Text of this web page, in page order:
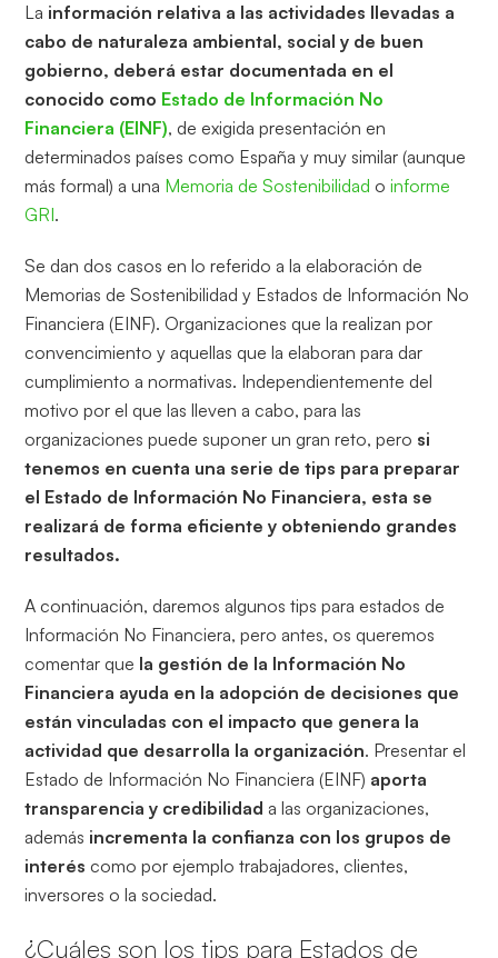
La información relativa a las actividades llevadas a
cabo de naturaleza ambiental, social y de buen
gobierno, deberá estar documentada en el
conocido como Estado de Información No
Financiera (EINF), de exigida presentación en
determinados países como España y muy similar (aunque
más formal) a una Memoria de Sostenibilidad oinforme
GRI.
Se dan dos casos en lo referido a la elaboración de
Memorias de Sostenibilidad y Estados de Información No
Financiera (EINF). Organizaciones que la realizan por
convencimiento y aquellas que la elaboran para dar
cumplimiento a normativas. Independientemente del
motivo por el que las lleven a cabo, para las
organizaciones puede suponer un gran reto, pero si
tenemos en cuenta una serie de tips para preparar
el Estado de Información No Financiera, esta se
realizará de forma eficiente y obteniendo grandes
resultados.
A continuación, daremos algunos tips para estados de
Información No Financiera, pero antes, os queremos
comentar que la gestión de la Información No
Financiera ayuda en la adopción de decisiones que
están vinculadas con el impacto que genera la
actividad que desarrolla la organización. Presentar el
Estado de Información No Financiera (EINF) aporta
transparencia y credibilidad a las organizaciones,
además incrementa la confianza con los grupos de
interés como por ejemplo trabajadores, clientes,
inversores o la sociedad.
¿Cuáles son los tips para Estados de